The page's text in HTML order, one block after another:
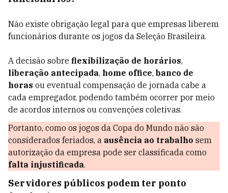
Não existe obrigação legal para que empresas liberem
funcionários durante os jogos da Seleção Brasileira.
A decisão sobre flexibilização de horários,
liberação antecipada, home office, banco de
horas ou eventual compensação de jornada cabe a
cada empregador, podendo também ocorrer por meio
de acordos internos ou convenções coletivas.
Portanto, como os jogos da Copa do Mundo não são
considerados feriados, a ausência ao trabalho sem
autorização da empresa pode ser classificada como
falta injustificada.
Servidores públicos podem ter ponto